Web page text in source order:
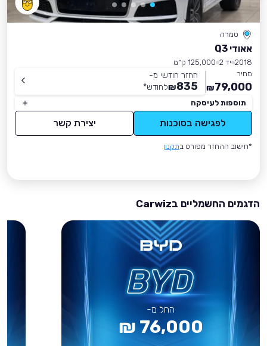
טמרה
אאודי Q3
2018 יד 2
125,000 ק״מ
מחיר
79,000
₪
החזר חודשי מ-
835
₪לחודש*
תוספות לעיסקה
לפגישה בסוכנות יצירת קשר
*חישוב ההחזר מפורט בתקנון
הדגמים החשמליים בCarwiz
החל מ-
76,000 ₪